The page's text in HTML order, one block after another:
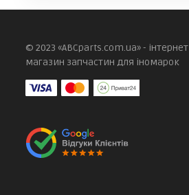
© 2023 «ABCparts.com.ua» - інтернет
магазин запчастин для іномарок